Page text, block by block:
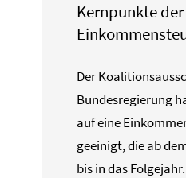
Kernpunkte
Der
Bundesregierung
auf eine
geeinigt, die ab
bis in das